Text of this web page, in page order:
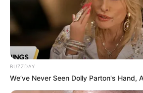
BUZZDAY
We’ve Never Seen Dolly Parton's Hand,